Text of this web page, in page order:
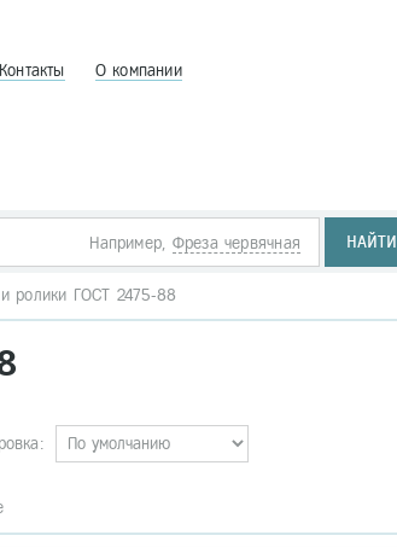
Контакты О компании
Например, Фреза червячная НАЙТИ
ролики ГОСТ 2475-88